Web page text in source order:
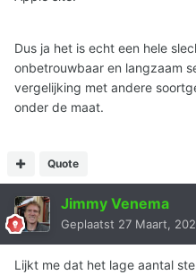
Dus ja het is echt een hele
onbetrouwbaar en langzaam
vergelijking met andere
onder de maat.
Quote
Jimmy Venema
Geplaatst 27 Maart,
Lijkt me dat het lage aantal